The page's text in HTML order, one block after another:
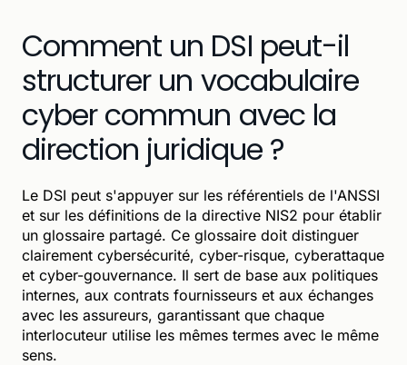
Comment un DSI peut-il
structurer un vocabulaire
cyber commun avec la
direction juridique ?
Le DSI peut s'appuyer sur les référentiels de l'ANSSI
et sur les définitions de la directive NIS2 pour établir
un glossaire partagé. Ce glossaire doit distinguer
clairement cybersécurité, cyber-risque, cyberattaque
et cyber-gouvernance. Il sert de base aux politiques
internes, aux contrats fournisseurs et aux échanges
avec les assureurs, garantissant que chaque
interlocuteur utilise les mêmes termes avec le même
sens.